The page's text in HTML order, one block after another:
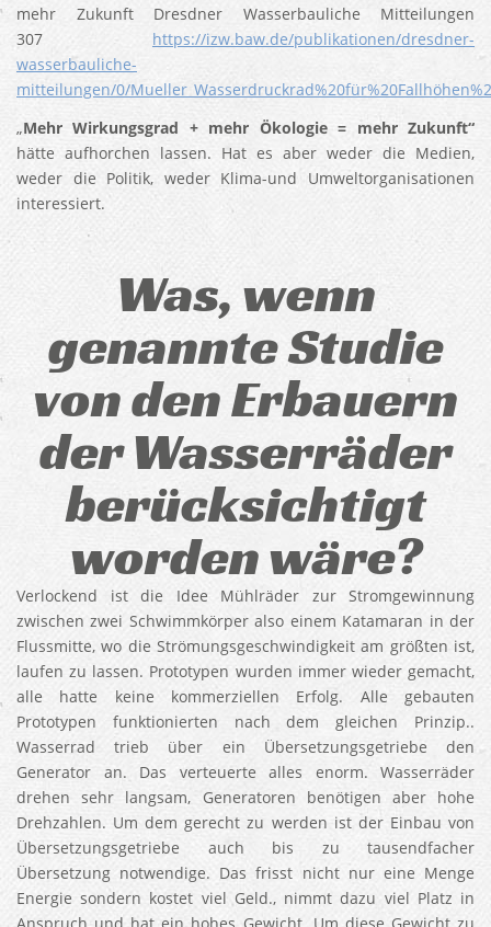
mehr Zukunft Dresdner Wasserbauliche Mitteilungen
307 https://izw.baw.de/publikationen/dresdner-
wasserbauliche-
mitteilungen/0/
„Mehr Wirkungsgrad + mehr Ökologie = mehr Zukunft“
hätte aufhorchen lassen. Hat es aber weder die Medien,
weder die Politik, weder Klima-und Umweltorganisationen
interessiert.
Was, wenn
genannte Studie
von den Erbauern
der Wasserräder
berücksichtigt
worden wäre?
Verlockend ist die Idee Mühlräder zur Stromgewinnung
zwischen zwei Schwimmkörper also einem Katamaran in der
Flussmitte, wo die Strömungsgeschwindigkeit am größten ist,
laufen zu lassen. Prototypen wurden immer wieder gemacht,
alle hatte keine kommerziellen Erfolg. Alle gebauten
Prototypen funktionierten nach dem gleichen Prinzip..
Wasserrad trieb über ein Übersetzungsgetriebe den
Generator an. Das verteuerte alles enorm. Wasserräder
drehen sehr langsam, Generatoren benötigen aber hohe
Drehzahlen. Um dem gerecht zu werden ist der Einbau von
Übersetzungsgetriebe auch bis zu tausendfacher
Übersetzung notwendige. Das frisst nicht nur eine Menge
Energie sondern kostet viel Geld., nimmt dazu viel Platz in